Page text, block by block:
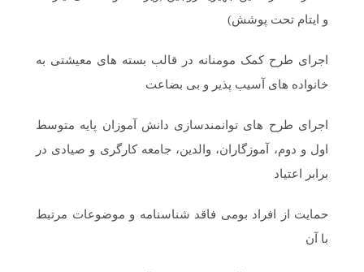
و ایتام تحت پوشش)
اجرای طرح کمک مومنانه در قالب بسته های معیشتی به
خانواده های آسیب پذیر و بی بضاعت
اجرای طرح های توانمندسازی دانش آموزان پایه متوسط
اول و دوم، آموزگاران، والدین، جامعه کارگری و صیادی در
برابر اعتیاد
حمایت از افراد بومی فاقد شناسنامه و موضوعات مرتبط
با آن